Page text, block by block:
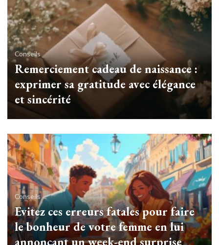
Conseils
Remerciement cadeau de naissance :
exprimer sa gratitude avec élégance
et sincérité
Conseils
Evitez ces erreurs fatales pour faire
le bonheur de votre femme en lui
annoncant un week-end surprise